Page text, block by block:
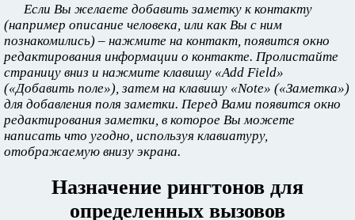
Если Вы желаете добавить заметку к контакту
(например описание человека, или как Вы с ним
познакомились) – нажмите на контакт, появится окно
редактирования информации о контакте. Пролистайте
страницу вниз и нажмите клавишу «Add Field»
(«Добавить поле»), затем на клавишу «Note» («Заметка»)
для добавления поля заметки. Перед Вами появится окно
редактирования заметки, в которое Вы можете
написать что угодно, используя клавиатуру,
отображаемую внизу экрана.
Назначение рингтонов для
определенных вызовов